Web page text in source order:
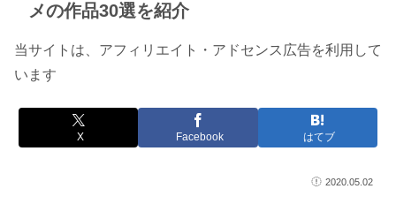
メの作品30選を紹介
当サイトは、アフィリエイト・アドセンス広告を利用して
います
X Facebook はてブ
2020.05.02